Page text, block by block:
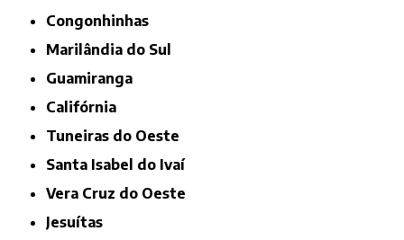
Congonhinhas
Marilândia do Sul
Guamiranga
Califórnia
Tuneiras do Oeste
Santa Isabel do Ivaí
Vera Cruz do Oeste
Jesuítas